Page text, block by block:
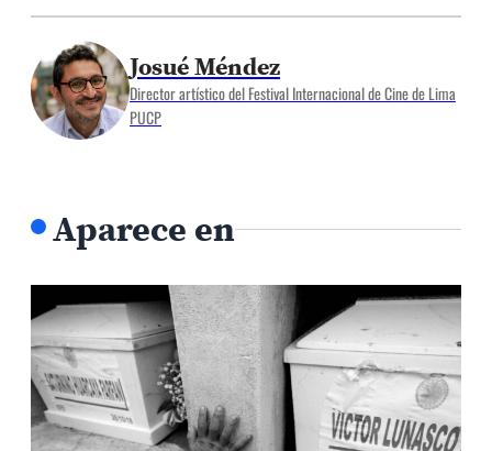
Josué Méndez
Director artístico del Festival Internacional de Cine de Lima
PUCP
Aparece en